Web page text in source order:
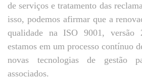
de serviços e tratamento das
isso, podemos afirmar que a
qualidade na ISO 9001, versão
estamos em um processo contínuo
novas tecnologias de gestão
associados.